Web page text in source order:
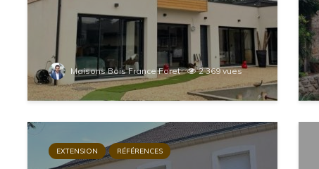
Maisons Bois France Foret 2 369 vues
EXTENSION RÉFÉRENCES